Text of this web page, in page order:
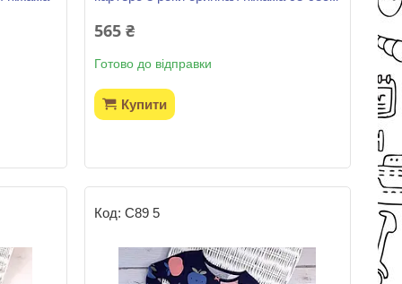
565 ₴
Готово до відправки
Купити
С89 5